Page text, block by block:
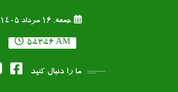
جمعه, ۱۶ مرداد ۱۴۰۵
5:43:47 AM
ما را دنبال کنید